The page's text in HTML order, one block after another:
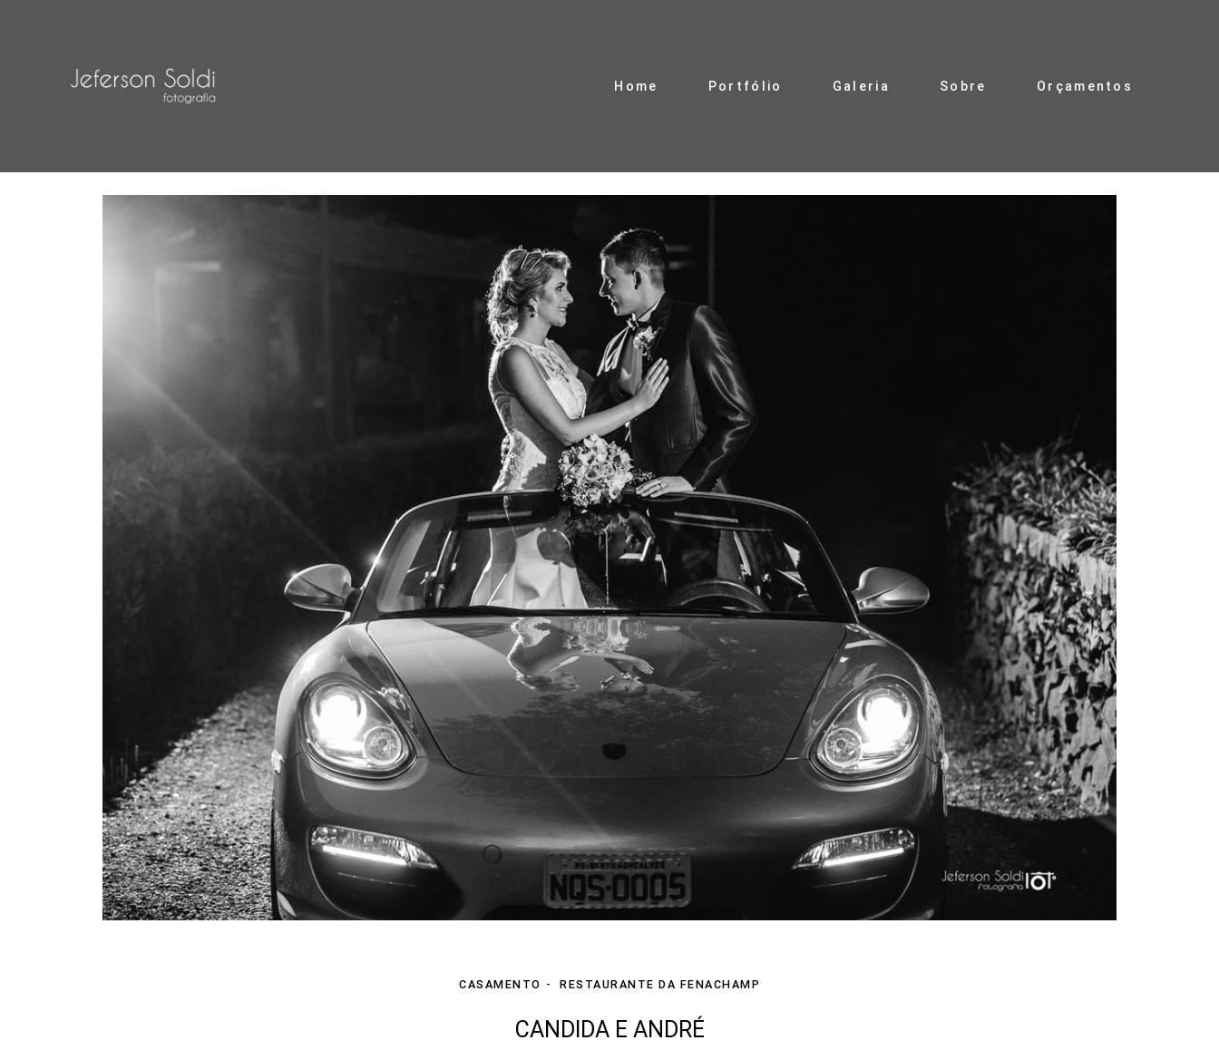
Home Portfólio Galeria Sobre Orçamentos
CASAMENTO RESTAURANTE DA FENACHAMP
CANDIDA E ANDRÉ